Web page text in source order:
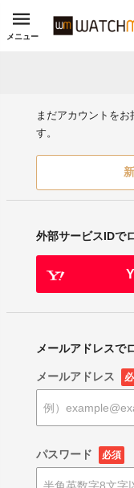
メニュー
まだアカウントを
す。
外部サービスIDで
メールアドレスで
メールアドレス
パスワード 必須